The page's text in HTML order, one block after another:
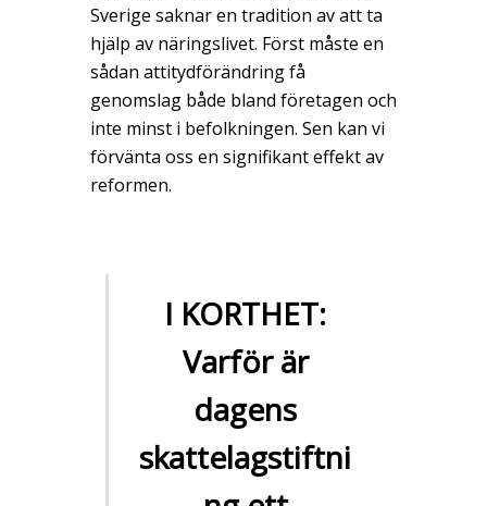
Sverige saknar en tradition av att ta
hjälp av näringslivet. Först måste en
sådan attitydförändring få
genomslag både bland företagen och
inte minst i befolkningen. Sen kan vi
förvänta oss en signifikant effekt av
reformen.
I KORTHET:
Varför är
dagens
skattelagstiftni